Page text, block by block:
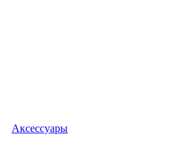
Аксессуары